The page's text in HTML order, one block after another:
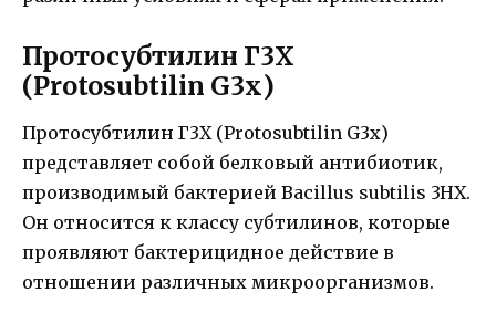
Протосубтилин Г3Х
(Protosubtilin G3x)
Протосубтилин Г3Х (Protosubtilin G3x)
представляет собой белковый антибиотик,
производимый бактерией Bacillus subtilis 3HX.
Он относится к классу субтилинов, которые
проявляют бактерицидное действие в
отношении различных микроорганизмов.